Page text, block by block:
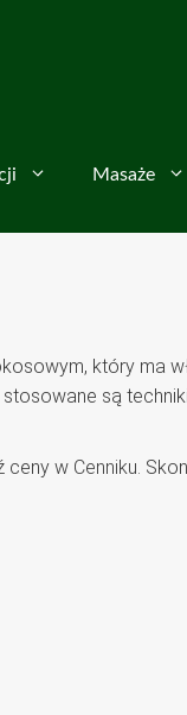
Masaże
który ma
są
ceny w Cenniku .